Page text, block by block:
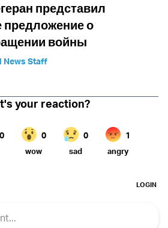
представил
предложение о
войны
News Staff